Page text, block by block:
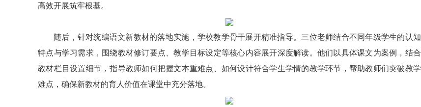
高效开展筑牢根基。
随后，针对统编语文新教材的落地实施，学校教学骨干展开精准指导。三位老师结合不同年级学生的认知
特点与学习需求，围绕教材修订要点、教学目标设定等核心内容展开深度解读。他们以具体课文为案例，结合
教材栏目设置细节，指导教师如何把握文本重难点、如何设计符合学生学情的教学环节，帮助教师们突破教学
难点，确保新教材的育人价值在课堂中充分落地。